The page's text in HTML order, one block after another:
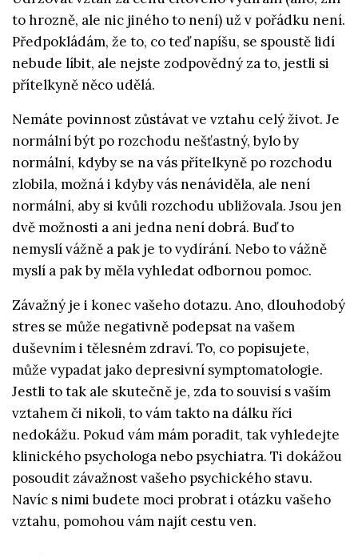
to hrozně, ale nic jiného to není) už v pořádku není.
Předpokládám, že to, co teď napíšu, se spoustě lidí
nebude líbit, ale nejste zodpovědný za to, jestli si
přítelkyně něco udělá.
Nemáte povinnost zůstávat ve vztahu celý život. Je
normální být po rozchodu nešťastný, bylo by
normální, kdyby se na vás přítelkyně po rozchodu
zlobila, možná i kdyby vás nenáviděla, ale není
normální, aby si kvůli rozchodu ubližovala. Jsou jen
dvě možnosti a ani jedna není dobrá. Buď to
nemyslí vážně a pak je to vydírání. Nebo to vážně
myslí a pak by měla vyhledat odbornou pomoc.
Závažný je i konec vašeho dotazu. Ano, dlouhodobý
stres se může negativně podepsat na vašem
duševním i tělesném zdraví. To, co popisujete,
může vypadat jako depresivní symptomatologie.
Jestli to tak ale skutečně je, zda to souvisí s vaším
vztahem či nikoli, to vám takto na dálku říci
nedokážu. Pokud vám mám poradit, tak vyhledejte
klinického psychologa nebo psychiatra. Ti dokážou
posoudit závažnost vašeho psychického stavu.
Navíc s nimi budete moci probrat i otázku vašeho
vztahu, pomohou vám najít cestu ven.